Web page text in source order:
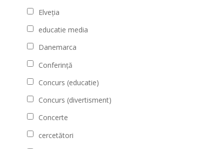
Elveția
educatie media
Danemarca
Conferință
Concurs (educatie)
Concurs (divertisment)
Concerte
cercetători